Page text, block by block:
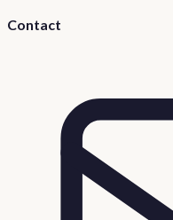
Contact